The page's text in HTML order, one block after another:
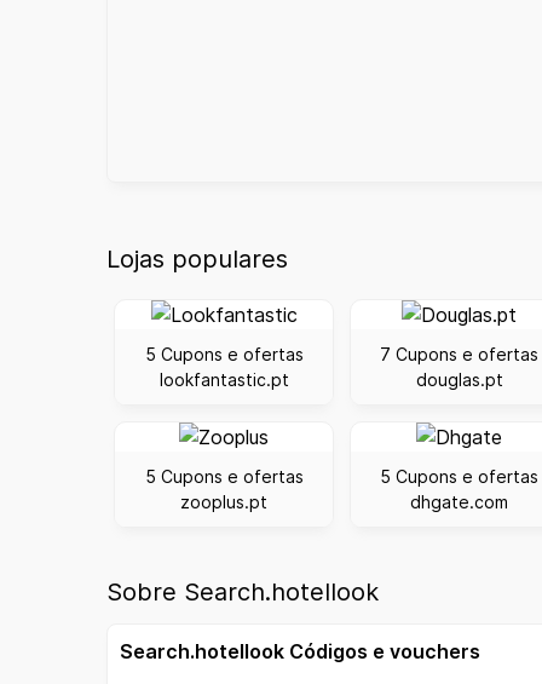
Lojas populares
5 Cupons e ofertas
lookfantastic.pt
7 Cupons e ofertas
douglas.pt
5 Cupons e ofertas
zooplus.pt
5 Cupons e ofertas
dhgate.com
Sobre Search.hotellook
Search.hotellook Códigos e vouchers